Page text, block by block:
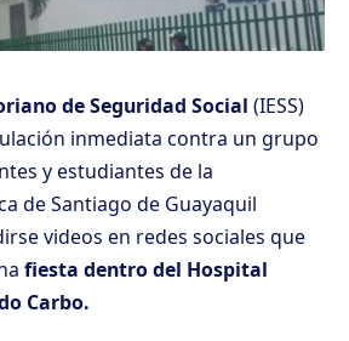
de Seguridad Social (IESS)
inmediata contra un grupo
y estudiantes de la
de Santiago de Guayaquil
videos en redes sociales que
fiesta dentro del Hospital
Carbo.